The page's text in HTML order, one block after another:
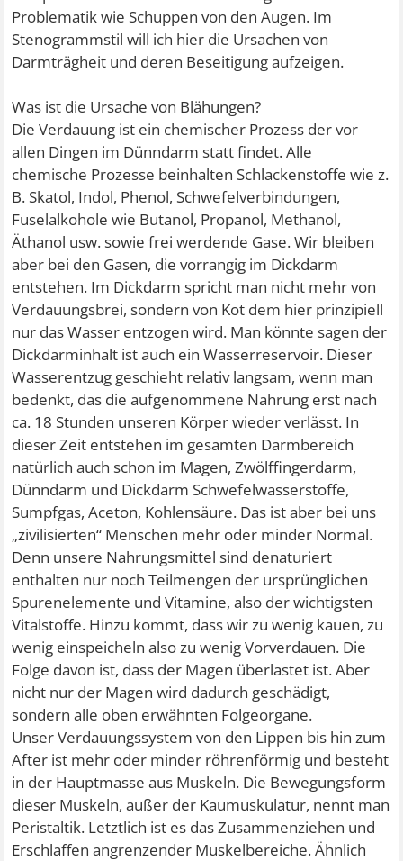
Problematik wie Schuppen von den Augen. Im
Stenogrammstil will ich hier die Ursachen von
Darmträgheit und deren Beseitigung aufzeigen.
Was ist die Ursache von Blähungen?
Die Verdauung ist ein chemischer Prozess der vor
allen Dingen im Dünndarm statt findet. Alle
chemische Prozesse beinhalten Schlackenstoffe wie z.
B. Skatol, Indol, Phenol, Schwefelverbindungen,
Fuselalkohole wie Butanol, Propanol, Methanol,
Äthanol usw. sowie frei werdende Gase. Wir bleiben
aber bei den Gasen, die vorrangig im Dickdarm
entstehen. Im Dickdarm spricht man nicht mehr von
Verdauungsbrei, sondern von Kot dem hier prinzipiell
nur das Wasser entzogen wird. Man könnte sagen der
Dickdarminhalt ist auch ein Wasserreservoir. Dieser
Wasserentzug geschieht relativ langsam, wenn man
bedenkt, das die aufgenommene Nahrung erst nach
ca. 18 Stunden unseren Körper wieder verlässt. In
dieser Zeit entstehen im gesamten Darmbereich
natürlich auch schon im Magen, Zwölffingerdarm,
Dünndarm und Dickdarm Schwefelwasserstoffe,
Sumpfgas, Aceton, Kohlensäure. Das ist aber bei uns
„zivilisierten“ Menschen mehr oder minder Normal.
Denn unsere Nahrungsmittel sind denaturiert
enthalten nur noch Teilmengen der ursprünglichen
Spurenelemente und Vitamine, also der wichtigsten
Vitalstoffe. Hinzu kommt, dass wir zu wenig kauen, zu
wenig einspeicheln also zu wenig Vorverdauen. Die
Folge davon ist, dass der Magen überlastet ist. Aber
nicht nur der Magen wird dadurch geschädigt,
sondern alle oben erwähnten Folgeorgane.
Unser Verdauungssystem von den Lippen bis hin zum
After ist mehr oder minder röhrenförmig und besteht
in der Hauptmasse aus Muskeln. Die Bewegungsform
dieser Muskeln, außer der Kaumuskulatur, nennt man
Peristaltik. Letztlich ist es das Zusammenziehen und
Erschlaffen angrenzender Muskelbereiche. Ähnlich